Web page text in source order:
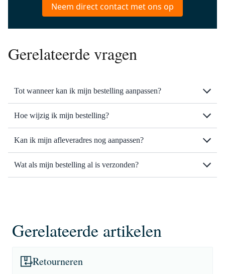
Neem direct contact met ons op
Gerelateerde vragen
Tot wanneer kan ik mijn bestelling aanpassen?
Hoe wijzig ik mijn bestelling?
Kan ik mijn afleveradres nog aanpassen?
Wat als mijn bestelling al is verzonden?
Gerelateerde artikelen
Retourneren